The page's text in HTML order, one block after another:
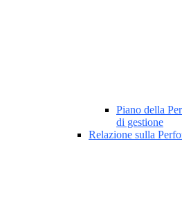
Piano della
di gestione
Relazione sulla